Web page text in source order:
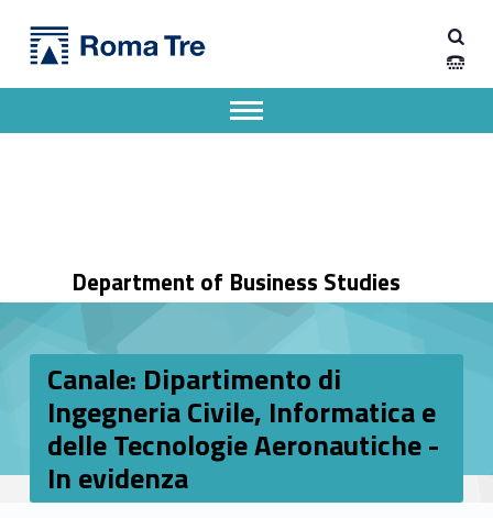
Canale: Dipartimento di Ingegneria Civile, Informatica e delle Tecnologie Aeronautiche - In evidenza - Dipartimento di Economia Aziendale
Department of Business Studies
Apri il menu secondario
Header info sidebar
Canale: Dipartimento di
Ingegneria Civile, Informatica e
delle Tecnologie Aeronautiche -
In evidenza